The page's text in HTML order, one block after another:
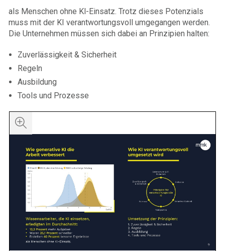
als Menschen ohne Kl-Einsatz. Trotz dieses Potenzials
muss mit der KI verantwortungsvoll umgegangen werden.
Die Unternehmen müssen sich dabei an Prinzipien halten:
Zuverlässigkeit & Sicherheit
Regeln
Ausbildung
Tools und Prozesse